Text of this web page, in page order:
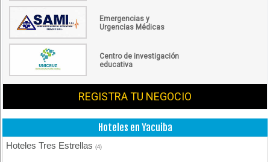
Emergencias y
Urgencias Médicas
Centro de investigación
educativa
REGISTRA TU NEGOCIO
Hoteles en Yacuiba
Hoteles Tres Estrellas(4)